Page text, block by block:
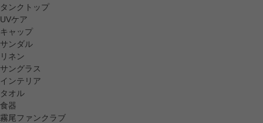
タンクトップ
UVケア
キャップ
サンダル
リネン
サングラス
インテリア
タオル
食器
霧尾ファンクラブ